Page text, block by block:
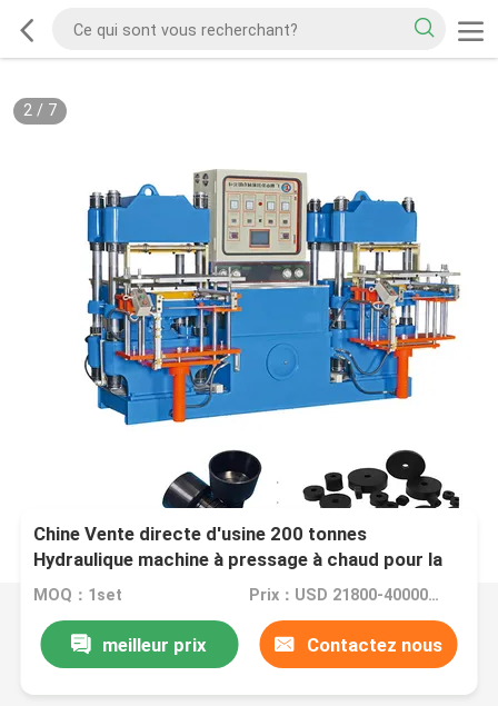
2/ 7
Chine Vente directe d'usine 200 tonnes
Hydraulique machine à pressage à chaud pour la
fabrication de produits en caoutchouc de bonne
MOQ：1set Prix：USD 21800-40000 / set
meilleur prix Contactez nous